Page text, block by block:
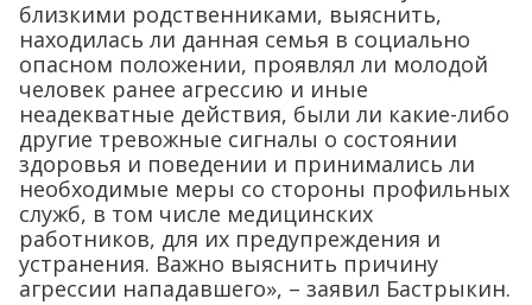
близкими родственниками, выяснить,
находилась ли данная семья в социально
опасном положении, проявлял ли молодой
человек ранее агрессию и иные
неадекватные действия, были ли какие-либо
другие тревожные сигналы о состоянии
здоровья и поведении и принимались ли
необходимые меры со стороны профильных
служб, в том числе медицинских
работников, для их предупреждения и
устранения. Важно выяснить причину
агрессии нападавшего», – заявил Бастрыкин.